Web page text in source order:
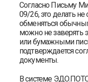
Согласно Письму
09/26, это делать не
обменяться
можно не заверять
или бумажными
подтверждается
документы.
В системе